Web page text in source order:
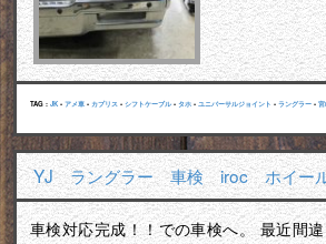
TAG : JK • アメ車 • カプリス • シフトケーブル • タホ • ユニバーサルジョイント • ラングラー • 宮
YJ ラングラー 車検 iroc ホイー
車検対応完成！！での車検へ。 最近間